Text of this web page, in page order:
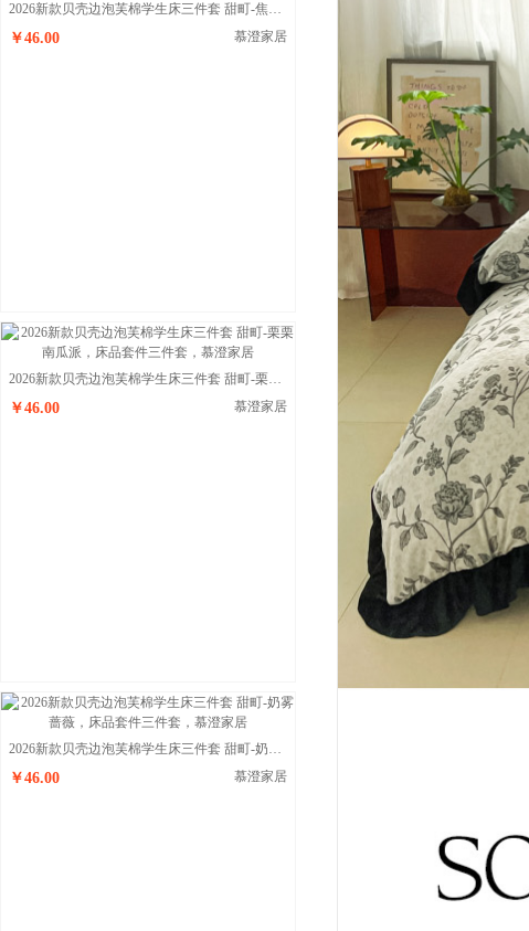
2026新款贝壳边泡芙棉学生床三件套 甜町-焦糖海盐
￥46.00 慕澄家居
2026新款贝壳边泡芙棉学生床三件套 甜町-栗栗南瓜派
￥46.00 慕澄家居
2026新款贝壳边泡芙棉学生床三件套 甜町-奶雾蔷薇
￥46.00 慕澄家居